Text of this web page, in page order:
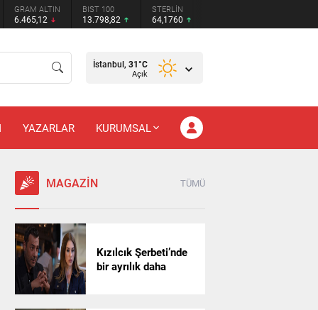
GRAM ALTIN
6.465,12
BIST 100
13.798,82
STERLİN
64,1760
İstanbul, 31°C
Açık
YAZARLAR KURUMSAL
MAGAZİN TÜMÜ
Kızılcık Şerbeti’nde
bir ayrılık daha